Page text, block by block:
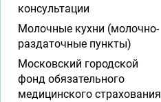
консультации
Молочные кухни (молочно-
раздаточные пункты)
Московский городской
фонд обязательного
медицинского страхования